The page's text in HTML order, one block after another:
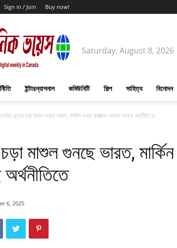
Sign in / Join Buy now!
Saturday, August 8, 2026
ইন্টারন্যাশনাল কমিউনিটি শিল্প সাহিত্য বিনোদন
মোদির ভুলের চড়া মাশুল গুনছে ভারত, মার্কিন শুল্ক মারাত্মক আঘাত হানছে অর্থনীতিতে
মাশুল গুনছে ভারত,
6, 2025